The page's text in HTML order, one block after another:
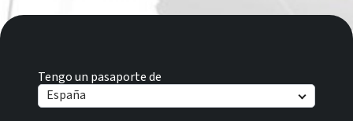
Tengo un pasaporte de
España